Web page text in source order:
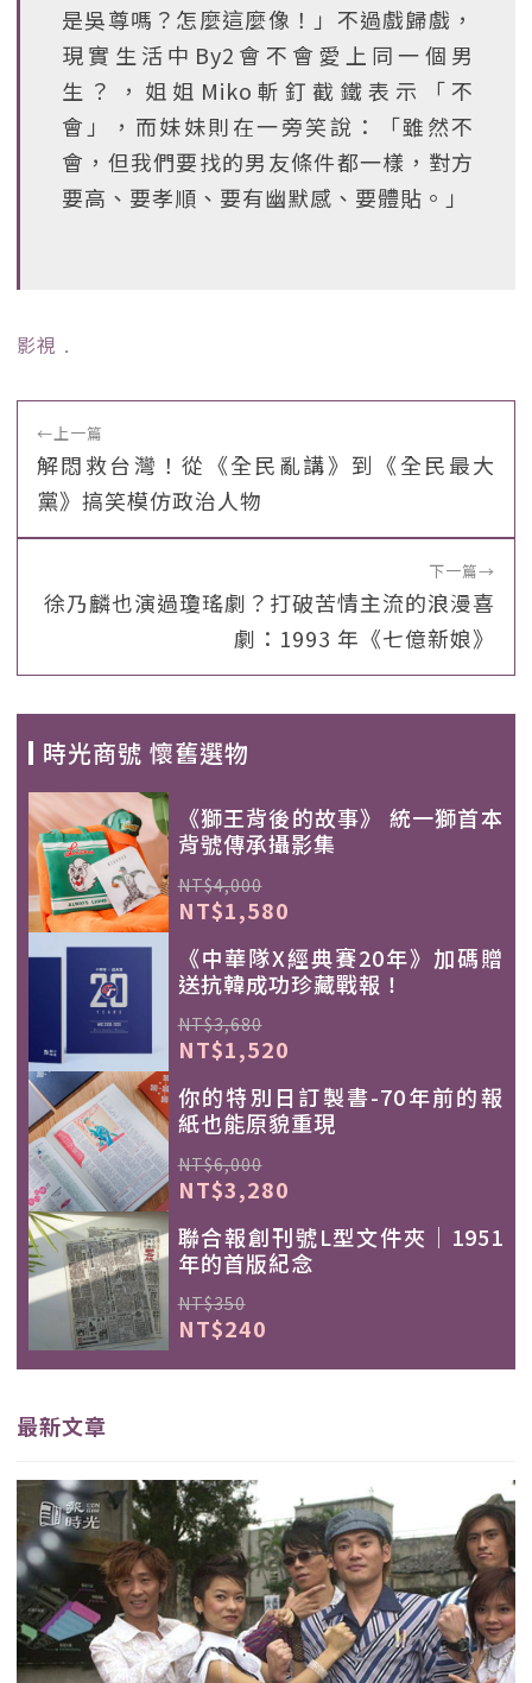
是吳尊嗎？怎麼這麼像！」不過戲歸戲，
現實生活中By2會不會愛上同一個男
生？，姐姐Miko斬釘截鐵表示「不
會」，而妹妹則在一旁笑說：「雖然不
會，但我們要找的男友條件都一樣，對方
要高、要孝順、要有幽默感、要體貼。」
影視 ﹒
←上一篇
解悶救台灣！從《全民亂講》到《全民最大
黨》搞笑模仿政治人物
下一篇→
徐乃麟也演過瓊瑤劇？打破苦情主流的浪漫喜
劇：1993 年《七億新娘》
時光商號 懷舊選物
《獅王背後的故事》 統一獅首本
背號傳承攝影集
NT$4,000
NT$1,580
《中華隊X經典賽20年》加碼贈
送抗韓成功珍藏戰報！
NT$3,680
NT$1,520
你的特別日訂製書-70年前的報
紙也能原貌重現
NT$6,000
NT$3,280
聯合報創刊號L型文件夾｜1951
年的首版紀念
NT$350
NT$240
最新文章